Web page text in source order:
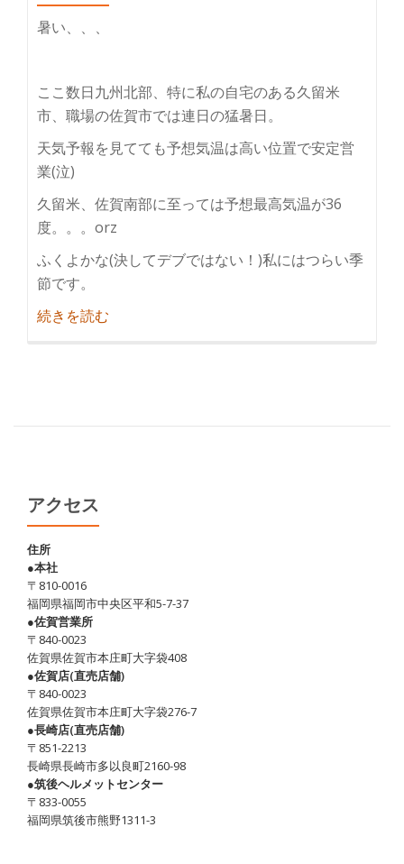
暑い、、、
ここ数日九州北部、特に私の自宅のある久留米
市、職場の佐賀市では連日の猛暑日。
天気予報を見てても予想気温は高い位置で安定営
業(泣)
久留米、佐賀南部に至っては予想最高気温が36
度。。。orz
ふくよかな(決してデブではない！)私にはつらい季
節です。
続きを読む
夏
症
忘
ず
に！
アクセス
住所
●本社
〒810-0016
福岡県福岡市中央区平和5-7-37
●佐賀営業所
〒840-0023
佐賀県佐賀市本庄町大字袋408
●佐賀店(直売店舗)
〒840-0023
佐賀県佐賀市本庄町大字袋276-7
●長崎店(直売店舗)
〒851-2213
長崎県長崎市多以良町2160-98
●筑後ヘルメットセンター
〒833-0055
福岡県筑後市熊野1311-3